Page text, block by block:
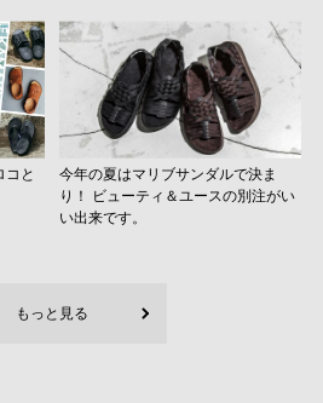
と
今年の夏はマリブサンダルで決ま
り！ ビューティ＆ユースの別注がい
い出来です。
もっと見る